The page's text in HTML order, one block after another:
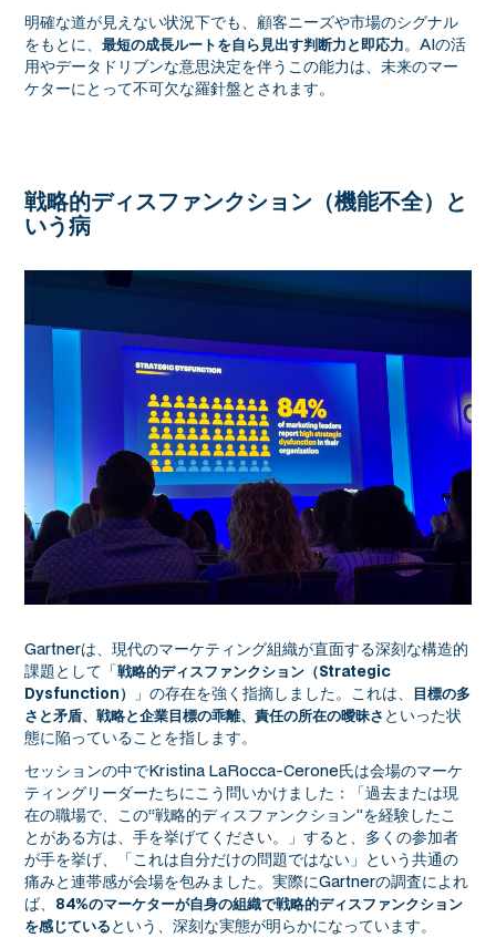
明確な道が見えない状況下でも、顧客ニーズや市場のシグナル
をもとに、最短の成長ルートを自ら見出す判断力と即応力。AIの活
用やデータドリブンな意思決定を伴うこの能力は、未来のマー
ケターにとって不可欠な羅針盤とされます。
戦略的ディスファンクション（機能不全）と
いう病
Gartnerは、現代のマーケティング組織が直面する深刻な構造的
課題として「戦略的ディスファンクション（Strategic
Dysfunction）
」の存在を強く指摘しました。これは、
目標の多
さと矛盾、戦略と企業目標の乖離、責任の所在の曖昧さ といった状
態に陥っていることを指します。
セッションの中でKristina LaRocca-Cerone氏は会場のマーケ
ティングリーダーたちにこう問いかけました：「過去または現
在の職場で、この“戦略的ディスファンクション”を経験したこ
とがある方は、手を挙げてください。」すると、多くの参加者
が手を挙げ、「これは自分だけの問題ではない」という共通の
痛みと連帯感が会場を包みました。実際にGartnerの調査によれ
ば、 84%のマーケターが自身の組織で戦略的ディスファンクション
を感じているという、深刻な実態が明らかになっています。